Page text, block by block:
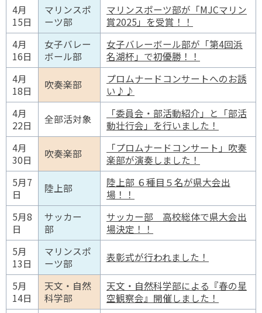
4月
15日
マリンスポ
ーツ部
マリンスポーツ部が「MJCマリン
賞2025」を受賞！！
4月
16日
女子バレー
ボール部
女子バレーボール部が「第4回浜
名湖杯」で初優勝！！
4月
18日
吹奏楽部
プロムナードコンサートへのお誘
い♪♪
4月
22日
全部活対象
「委員会・部活動紹介」と「部活
動壮行会」を行いました！
4月
30日
吹奏楽部
「プロムナードコンサート」吹奏
楽部が演奏しました！
5月7
日
陸上部
陸上部 ６種目５名が県大会出
場！！
5月8
日
サッカー
部
サッカー部 高校総体で県大会出
場決定！！
5月
13日
マリンスポ
ーツ部
表彰式が行われました！
5月
14日
天文・自然
科学部
天文・自然科学部による『春の星
空観察会』開催しました！